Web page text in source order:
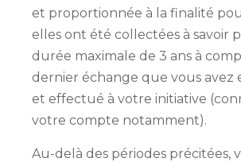
et proportionnée à la finalité
elles ont été collectées à savoir
durée maximale de 3 ans à
dernier échange que vous avez
et effectué à votre initiative
votre compte notamment).
Au-delà des périodes précitées,